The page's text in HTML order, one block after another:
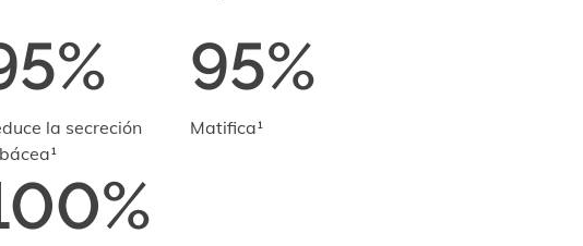
la secreción
95%
Matifica¹